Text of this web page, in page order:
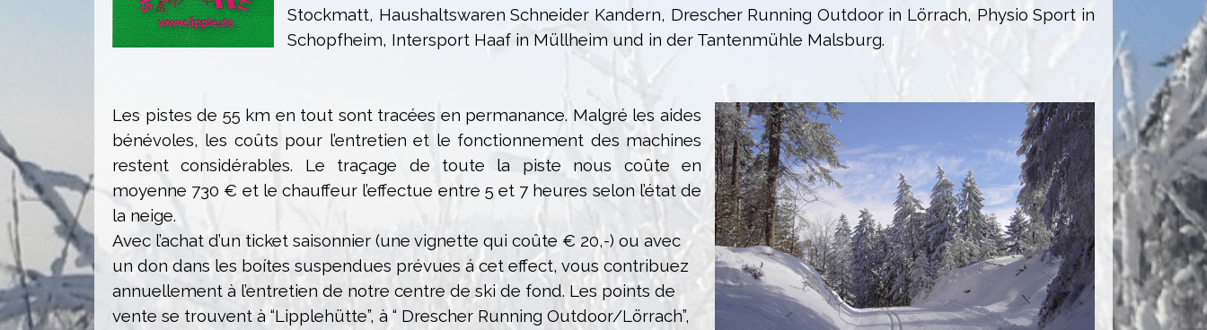
Stockmatt, Haushaltswaren Schneider Kandern, Drescher Running Outdoor in Lörrach, Physio Sport in
Schopfheim, Intersport Haaf in Müllheim und in der Tantenmühle Malsburg.
Les pistes de 55 km en tout sont tracées en permanance. Malgré les aides
bénévoles, les coûts pour l’entretien et le fonctionnement des machines
restent considérables. Le traçage de toute la piste nous coûte en
moyenne 730 € et le chauffeur l’effectue entre 5 et 7 heures selon l’état de
la neige.
Avec l’achat d’un ticket saisonnier (une vignette qui coûte € 20,-) ou avec
un don dans les boítes suspendues prévues á cet effect, vous contribuez
annuellement à l’entretien de notre centre de ski de fond. Les points de
vente se trouvent à “Lipplehütte”, à “ Drescher Running Outdoor/Lörrach”,